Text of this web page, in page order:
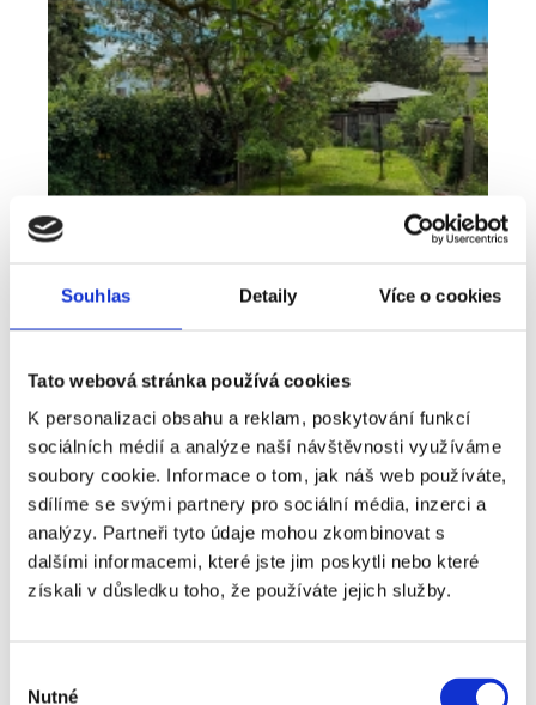
Souhlas Detaily Více o cookies
Tato webová stránka používá cookies
K personalizaci obsahu a reklam, poskytování funkcí
sociálních médií a analýze naší návštěvnosti využíváme
soubory cookie. Informace o tom, jak náš web používáte,
sdílíme se svými partnery pro sociální média, inzerci a
analýzy. Partneři tyto údaje mohou zkombinovat s
dalšími informacemi, které jste jim poskytli nebo které
získali v důsledku toho, že používáte jejich služby.
Nutné
Bydlení, které nabízí víc než běžný byt -
pronájem 2+kk 41 m², Plzeň - Lobzy
Typ nabídky
Pronájem
Typ nemovitosti
Byt
rozměry
dispozice
cena
14 000